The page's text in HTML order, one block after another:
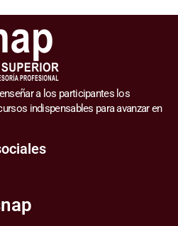
a los participantes los
indispensables para avanzar en